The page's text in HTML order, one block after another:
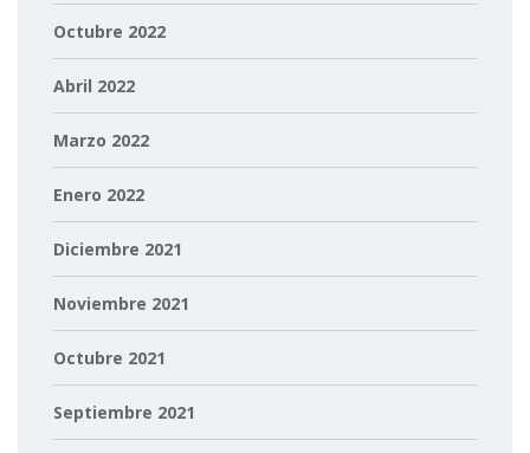
Octubre 2022
Abril 2022
Marzo 2022
Enero 2022
Diciembre 2021
Noviembre 2021
Octubre 2021
Septiembre 2021